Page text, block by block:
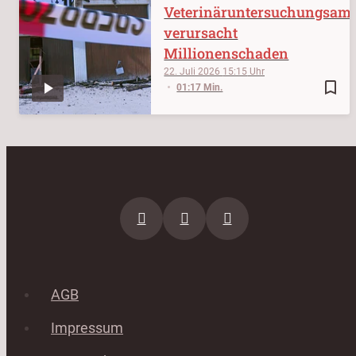
bookmark_border
22. Juli 2026 15:15
01:17 Min.
Veterinäruntersuchungsamt
verursacht
Millionenschaden
AGB
Impressum